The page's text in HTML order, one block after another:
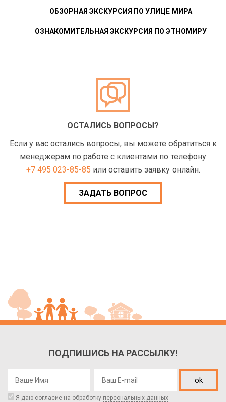
ОБЗОРНАЯ ЭКСКУРСИЯ ПО УЛИЦЕ МИРА
ОЗНАКОМИТЕЛЬНАЯ ЭКСКУРСИЯ ПО ЭТНОМИРУ
ОСТАЛИСЬ ВОПРОСЫ?
Если у вас остались вопросы, вы можете обратиться к
менеджерам по работе с клиентами по телефону
+7 495 023-85-85 или оставить заявку онлайн.
ЗАДАТЬ ВОПРОС
ПОДПИШИСЬ НА РАССЫЛКУ!
ok
Я даю согласие на обработку персональных данных